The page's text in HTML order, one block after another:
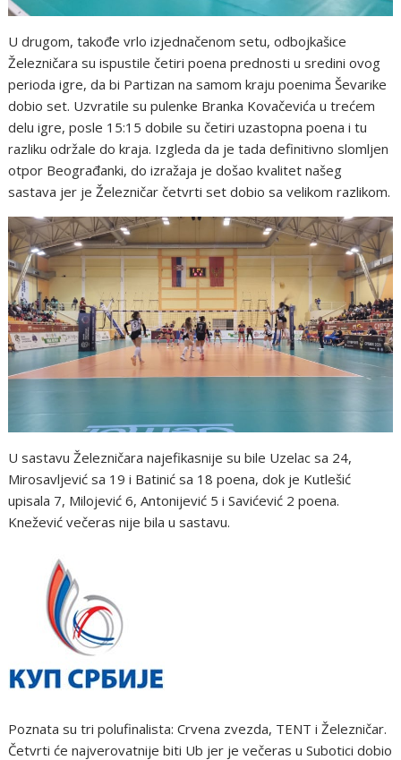
U drugom, takođe vrlo izjednačenom setu, odbojkašice
Železničara su ispustile četiri poena prednosti u sredini ovog
perioda igre, da bi Partizan na samom kraju poenima Ševarike
dobio set. Uzvratile su pulenke Branka Kovačevića u trećem
delu igre, posle 15:15 dobile su četiri uzastopna poena i tu
razliku održale do kraja. Izgleda da je tada definitivno slomljen
otpor Beograđanki, do izražaja je došao kvalitet našeg
sastava jer je Železničar četvrti set dobio sa velikom razlikom.
U sastavu Železničara najefikasnije su bile Uzelac sa 24,
Mirosavljević sa 19 i Batinić sa 18 poena, dok je Kutlešić
upisala 7, Milojević 6, Antonijević 5 i Savićević 2 poena.
Knežević večeras nije bila u sastavu.
Poznata su tri polufinalista: Crvena zvezda, TENT i Železničar.
Četvrti će najverovatnije biti Ub jer je večeras u Subotici dobio